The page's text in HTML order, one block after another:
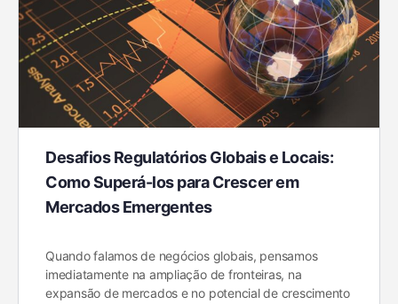
Desafios Regulatórios Globais e Locais:
Como Superá-los para Crescer em
Mercados Emergentes
Quando falamos de negócios globais, pensamos
imediatamente na ampliação de fronteiras, na
expansão de mercados e no potencial de crescimento